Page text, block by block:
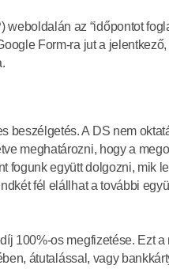
az “időpontot
Form-ra jut a
beszélgetés. A DS nem
meghatározni, hogy a
fogunk együtt dolgozni, mik
fél elállhat a további
100%-os megfizetése. Ezt a
átutalással, vagy